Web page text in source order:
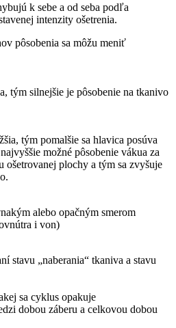
k sebe a od seba podľa
intenzity ošetrenia.
pôsobenia sa môžu meniť
tým silnejšie je pôsobenie na tkanivo
tým pomalšie sa hlavica posúva
možné pôsobenie vákua za
ošetrovanej plochy a tým sa zvyšuje
alebo opačným smerom
i von)
stavu „naberania“ tkaniva a stavu
sa cyklus opakuje
dobou záberu a celkovou dobou